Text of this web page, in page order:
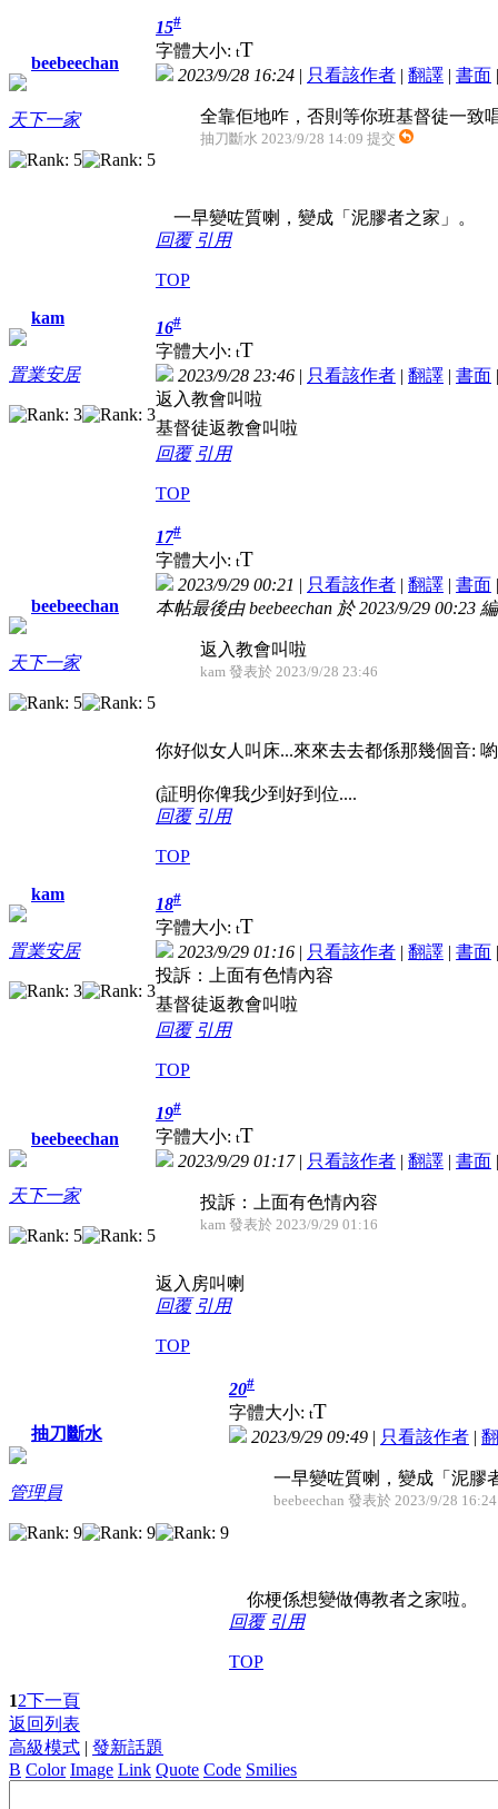
beebeechan
天下一家
15#
字體大小: tT
2023/9/28 16:24 | 只看該作者 | 翻譯 | 書面
全靠佢地咋，否則等你班基督徒一致
抽刀斷水 2023/9/28 14:09 提交
一早變咗質喇，變成「泥膠者之家」。
回覆 引用
TOP
kam
置業安居
16#
字體大小: tT
2023/9/28 23:46 | 只看該作者 | 翻譯 | 書面
返入教會叫啦
基督徒返教會叫啦
回覆 引用
TOP
beebeechan
天下一家
17#
字體大小: tT
2023/9/29 00:21 | 只看該作者 | 翻譯 | 書面
本帖最後由 beebeechan 於 2023/9/29 00:23
返入教會叫啦
kam 發表於 2023/9/28 23:46
你好似女人叫床...來來去去都係那幾個音:
(証明你俾我少到好到位....
回覆 引用
TOP
kam
置業安居
18#
字體大小: tT
2023/9/29 01:16 | 只看該作者 | 翻譯 | 書面
投訴：上面有色情內容
基督徒返教會叫啦
回覆 引用
TOP
beebeechan
天下一家
19#
字體大小: tT
2023/9/29 01:17| 只看該作者 | 翻譯 | 書面
投訴：上面有色情內容
kam 發表於 2023/9/29 01:16
返入房叫喇
回覆 引用
TOP
抽刀斷水
管理員
20#
字體大小: tT
2023/9/29 09:49 | 只看該作者 |
一早變咗質喇，變成「泥膠
beebeechan 發表於 2023/9/28 16:24
你梗係想變做傳教者之家啦。
回覆 引用
TOP
12下一頁
返回列表
高級模式 | 發新話題
B Color Image Link Quote Code Smilies